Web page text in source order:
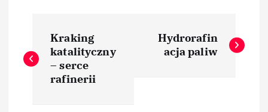
a
Kraking
katalityczny
– serce
rafinerii
Hydrorafin
acja paliw